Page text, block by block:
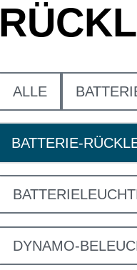
ALLE
BATTERIE-
DYNAMO-